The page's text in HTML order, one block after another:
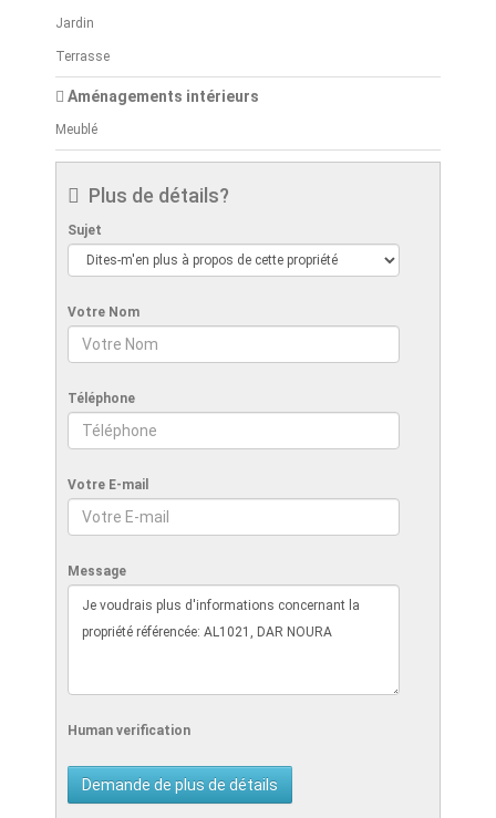
Jardin
Terrasse
Aménagements intérieurs
Meublé
Plus de détails?
Sujet
Votre Nom
Téléphone
Votre E-mail
Message
Human verification